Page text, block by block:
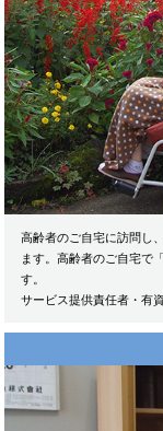
高齢者のご自宅に訪問し
ます。高齢者のご自宅で
す。
サービス提供責任者・有